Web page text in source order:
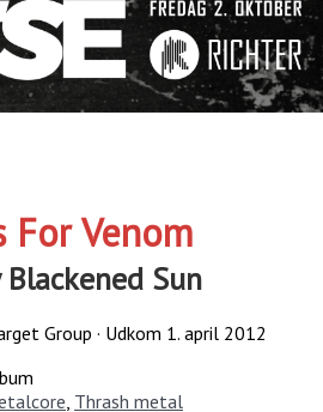
For Venom
Sun
Group · Udkom 1. april 2012
Thrash metal